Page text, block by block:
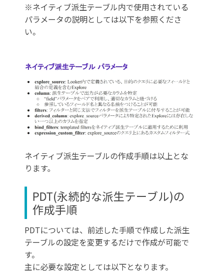
※ネイティブ派生テーブル内で使用されている
パラメータの説明としては以下を参照くださ
い。
ネイティブ派生テーブルの作成手順は以上とな
ります。
PDT(永続的な派生テーブル)の
作成手順
PDTについては、前述した手順で作成した派生
テーブルの設定を変更するだけで作成が可能で
す。
主に必要な設定としては以下となります。